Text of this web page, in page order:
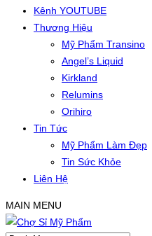
Kênh YOUTUBE
Thương Hiệu
Mỹ Phẩm Transino
Angel’s Liquid
Kirkland
Relumins
Orihiro
Tin Tức
Mỹ Phẩm Làm Đẹp
Tin Sức Khỏe
Liên Hệ
MAIN MENU